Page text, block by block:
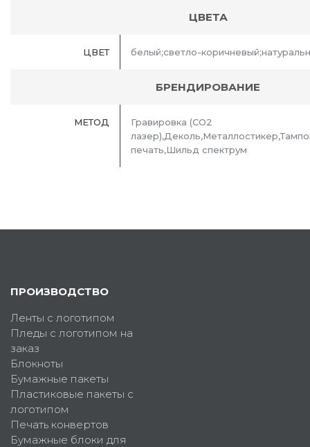
ЦВЕТА
ЦВЕТ белый;светло-
БРЕНДИРОВАНИЕ
МЕТОД
Гравировка (CO2
печать,Шильд спектрум
ПРОИЗВОДСТВО
Ленты с логотипом
Пледы с логотипом на
заказ
Блокноты
Бумажные пакеты
Пластиковые пакеты с
логотипом
Печать конвертов
Бумажные блоки для